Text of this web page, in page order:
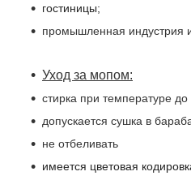
гостиницы;
промышленная индустрия и
Уход за мопом:
стирка при температуре
допускается сушка в
не отбеливать
имеется цветовая